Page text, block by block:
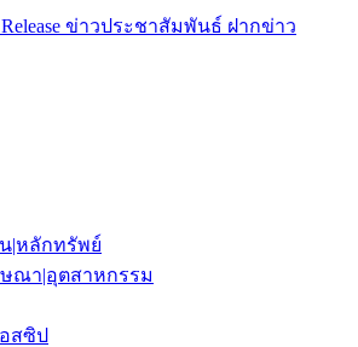
Release ข่าวประชาสัมพันธ์ ฝากข่าว
|หลักทรัพย์
ณา|อุตสาหกรรม
สซิป